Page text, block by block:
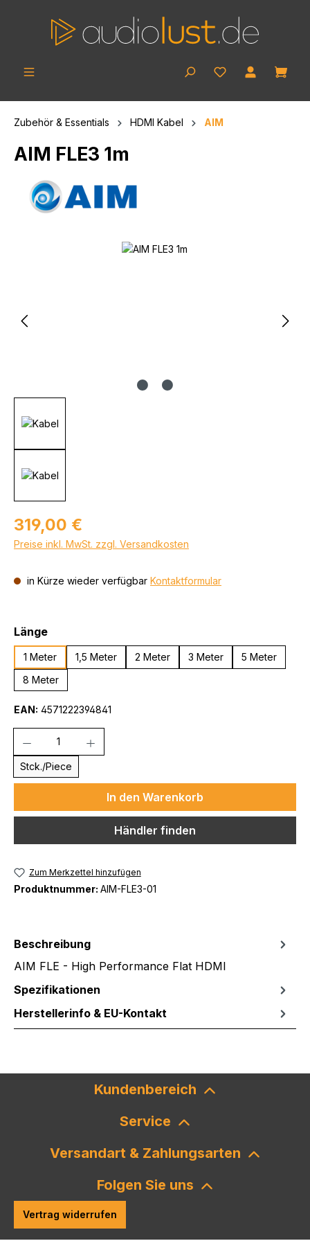
Zubehör & Essentials HDMI Kabel AIM
AIM FLE3 1m
Bildergalerie überspringen
Regulärer Preis:
319,00 €
Preise inkl. MwSt. zzgl. Versandkosten
in Kürze wieder verfügbar Kontaktformular
Längeauswählen
1 Meter 1,5 Meter 2 Meter 3 Meter
5 Meter
8 Meter
EAN: 4571222394841
Stck./Piece
In den Warenkorb
Händler finden
Zum Merkzettel hinzufügen
Produktnummer: AIM-FLE3-01
Beschreibung
AIM FLE - High Performance Flat HDMI
Spezifikationen
Herstellerinfo & EU-Kontakt
Kundenbereich
Service
Versandart & Zahlungsarten
Folgen Sie uns
Vertrag widerrufen